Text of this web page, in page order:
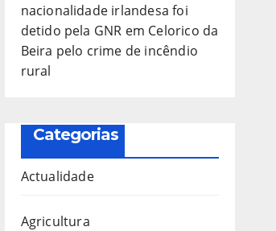
nacionalidade irlandesa foi
detido pela GNR em Celorico da
Beira pelo crime de incêndio
rural
Categorias
Actualidade
Agricultura